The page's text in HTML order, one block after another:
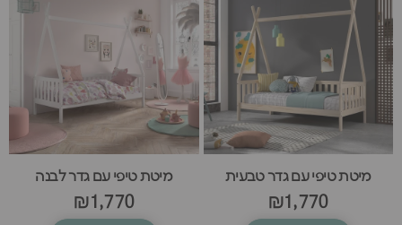
מיטת טיפי עם גדר טבעית
₪1,770
מיטת טיפי עם גדר לבנה
₪1,770